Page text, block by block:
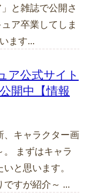
と雑誌で公開さ
ア卒業してしま
ます...
ア公式サイト
開中【情報
、キャラクター画
。 まずはキャラ
と思います。
ですが紹介～ ...